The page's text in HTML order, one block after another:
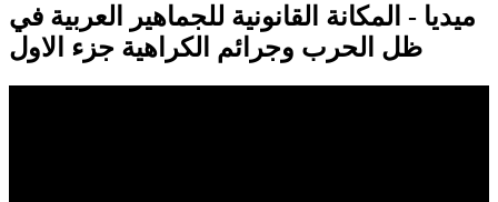
ميديا - المكانة القانونية للجماهير العربية في
ظل الحرب وجرائم الكراهية جزء الاول